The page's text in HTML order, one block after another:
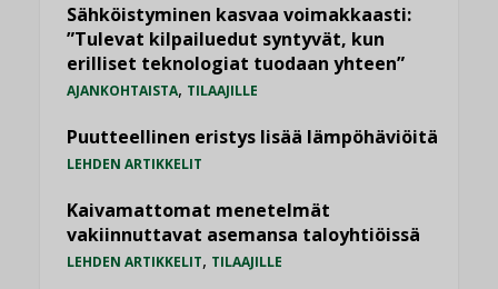
Sähköistyminen kasvaa voimakkaasti:
”Tulevat kilpailuedut syntyvät, kun
erilliset teknologiat tuodaan yhteen”
AJANKOHTAISTA, TILAAJILLE
Puutteellinen eristys lisää lämpöhäviöitä
LEHDEN ARTIKKELIT
Kaivamattomat menetelmät
vakiinnuttavat asemansa taloyhtiöissä
LEHDEN ARTIKKELIT, TILAAJILLE